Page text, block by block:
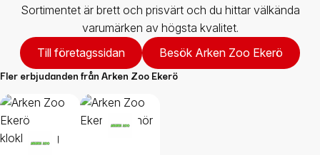
Sortimentet är brett och prisvärt och du hittar välkända
varumärken av högsta kvalitet.
Till företagssidan
Besök Arken Zoo Ekerö
Fler erbjudanden frånArken Zoo Ekerö